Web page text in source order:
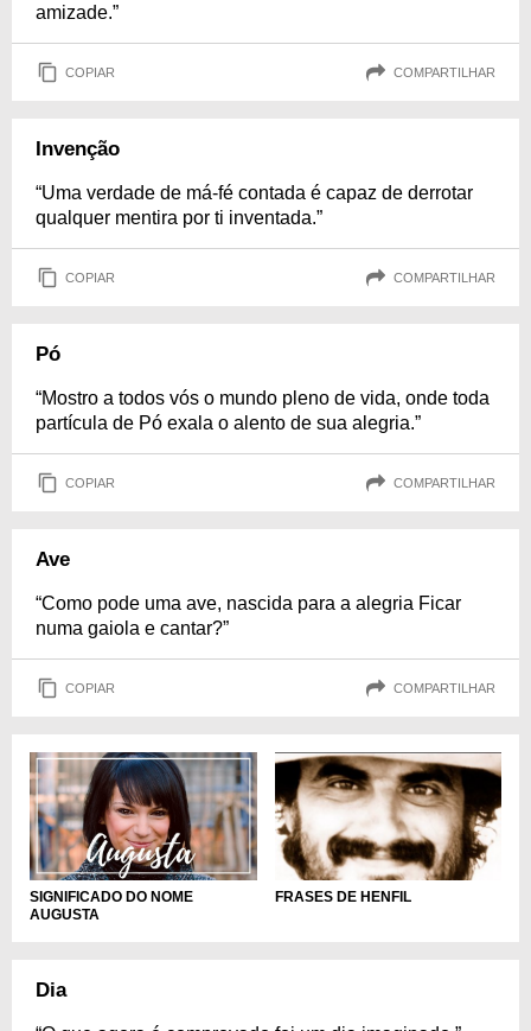
amizade.”
COPIAR COMPARTILHAR
Invenção
“Uma verdade de má-fé contada é capaz de derrotar
qualquer mentira por ti inventada.”
COPIAR COMPARTILHAR
Pó
“Mostro a todos vós o mundo pleno de vida, onde toda
partícula de Pó exala o alento de sua alegria.”
COPIAR COMPARTILHAR
Ave
“Como pode uma ave, nascida para a alegria Ficar
numa gaiola e cantar?”
COPIAR COMPARTILHAR
SIGNIFICADO DO NOME
AUGUSTA
FRASES DE HENFIL
Dia